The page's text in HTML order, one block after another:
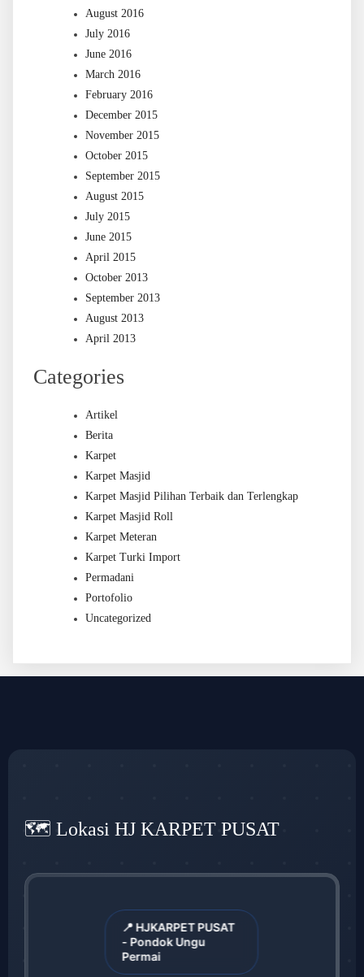
August 2016
July 2016
June 2016
March 2016
February 2016
December 2015
November 2015
October 2015
September 2015
August 2015
July 2015
June 2015
April 2015
October 2013
September 2013
August 2013
April 2013
Categories
Artikel
Berita
Karpet
Karpet Masjid
Karpet Masjid Pilihan Terbaik dan Terlengkap
Karpet Masjid Roll
Karpet Meteran
Karpet Turki Import
Permadani
Portofolio
Uncategorized
🗺️ Lokasi HJ KARPET PUSAT
📍 HJKARPET PUSAT
- Pondok Ungu
Permai